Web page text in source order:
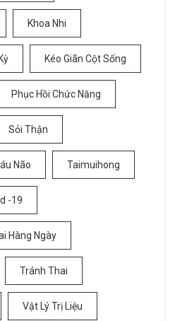
Khoa Nhi
Kéo Giãn Cột Sống
Phục Hồi Chức Năng
Sỏi Thận
Não Taimuihong
-19
Hàng Ngày
Tránh Thai
Vật Lý Trị Liệu